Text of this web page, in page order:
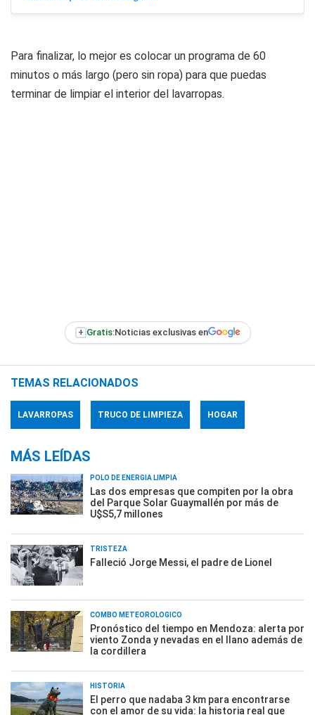
Para finalizar, lo mejor es colocar un programa de 60
minutos o más largo (pero sin ropa) para que puedas
terminar de limpiar el interior del lavarropas.
+ Gratis:Noticias exclusivas en
TEMAS RELACIONADOS
LAVARROPAS TRUCO DE LIMPIEZA HOGAR
MÁS LEÍDAS
POLO DE ENERGÍA LIMPIA
Las dos empresas que compiten por la obra
del Parque Solar Guaymallén por más de
U$S5,7 millones
TRISTEZA
Falleció Jorge Messi, el padre de Lionel
COMBO METEOROLÓGICO
Pronóstico del tiempo en Mendoza: alerta por
viento Zonda y nevadas en el llano además de
la cordillera
HISTORIA
El perro que nadaba 3 km para encontrarse
con el amor de su vida: la historia real que